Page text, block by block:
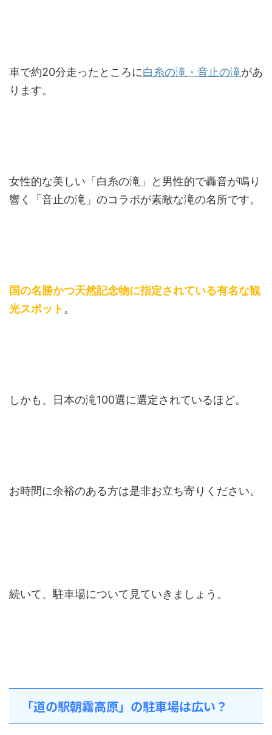
車で約20分走ったところに白糸の滝・音止の滝があ
ります。
女性的な美しい「白糸の滝」と男性的で轟音が鳴り
響く「音止の滝」のコラボが素敵な滝の名所です。
国の名勝かつ天然記念物に指定されている有名な観
光スポット。
しかも、日本の滝100選に選定されているほど。
お時間に余裕のある方は是非お立ち寄りください。
続いて、駐車場について見ていきましょう。
「道の駅朝霧高原」の駐車場は広い？